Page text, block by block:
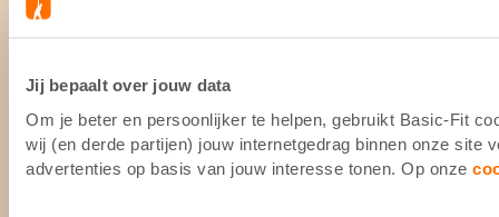
Jij bepaalt over jouw data
Om je beter en persoonlijker te helpen, gebruikt Basic-Fit
wij (en derde partijen) jouw internetgedrag binnen onze site
advertenties op basis van jouw interesse tonen. Op onze